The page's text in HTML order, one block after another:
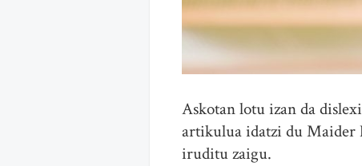
Askotan lotu izan da
artikulua idatzi du Maider
iruditu zaigu.